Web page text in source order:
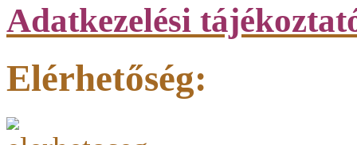
Adatkezelési
Elérhetőség: